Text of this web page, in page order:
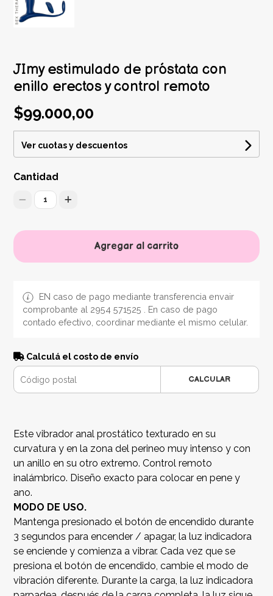
JImy estimulado de próstata con
enillo erectos y control remoto
$99.000,00
Ver cuotas y descuentos
Cantidad
1
Agregar al carrito
EN caso de pago mediante transferencia envair
comprobante al 2954 571525 . En caso de pago
contado efectivo, coordinar mediante el mismo celular.
Calculá el costo de envío
CALCULAR
Este vibrador anal prostático texturado en su
curvatura y en la zona del perineo muy intenso y con
un anillo en su otro extremo. Control remoto
inalámbrico. Diseño exacto para colocar en pene y
ano.
MODO DE USO.
Mantenga presionado el botón de encendido durante
3 segundos para encender / apagar, la luz indicadora
se enciende y comienza a vibrar. Cada vez que se
presiona el botón de encendido, cambie el modo de
vibración diferente. Durante la carga, la luz indicadora